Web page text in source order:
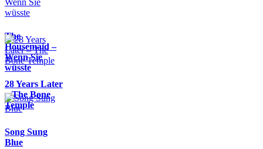
The
Housemaid –
Wenn Sie
wüsste
28 Years Later
– The Bone
Temple
Song Sung
Blue